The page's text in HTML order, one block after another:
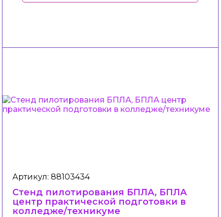
Артикул: 88103434
Стенд пилотирования БПЛА, БПЛА
центр практической подготовки в
колледже/техникуме